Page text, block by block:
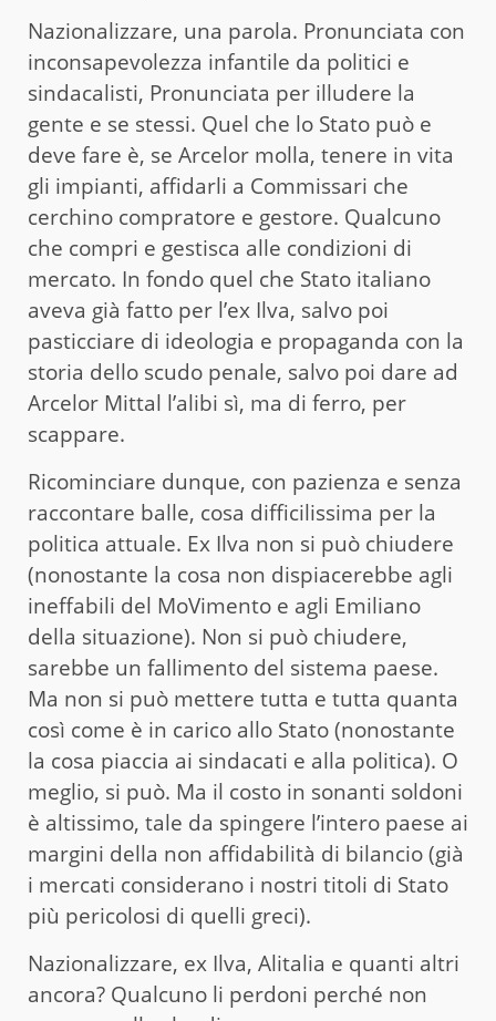
Nazionalizzare, una parola. Pronunciata con
inconsapevolezza infantile da politici e
sindacalisti, Pronunciata per illudere la
gente e se stessi. Quel che lo Stato può e
deve fare è, se Arcelor molla, tenere in vita
gli impianti, affidarli a Commissari che
cerchino compratore e gestore. Qualcuno
che compri e gestisca alle condizioni di
mercato. In fondo quel che Stato italiano
aveva già fatto per l’ex Ilva, salvo poi
pasticciare di ideologia e propaganda con la
storia dello scudo penale, salvo poi dare ad
Arcelor Mittal l’alibi sì, ma di ferro, per
scappare.
Ricominciare dunque, con pazienza e senza
raccontare balle, cosa difficilissima per la
politica attuale. Ex Ilva non si può chiudere
(nonostante la cosa non dispiacerebbe agli
ineffabili del MoVimento e agli Emiliano
della situazione). Non si può chiudere,
sarebbe un fallimento del sistema paese.
Ma non si può mettere tutta e tutta quanta
così come è in carico allo Stato (nonostante
la cosa piaccia ai sindacati e alla politica). O
meglio, si può. Ma il costo in sonanti soldoni
è altissimo, tale da spingere l’intero paese ai
margini della non affidabilità di bilancio (già
i mercati considerano i nostri titoli di Stato
più pericolosi di quelli greci).
Nazionalizzare, ex Ilva, Alitalia e quanti altri
ancora? Qualcuno li perdoni perché non